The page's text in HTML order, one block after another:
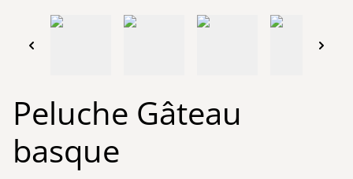
Peluche Gâteau
basque